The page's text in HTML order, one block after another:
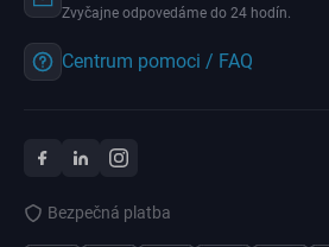
Zvyčajne odpovedáme do 24 hodín.
Centrum pomoci / FAQ
Bezpečná platba